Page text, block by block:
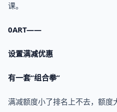
课。
0ART——
设置满减优惠
有一套“组合拳”
满减额度小了排名上不去，额度